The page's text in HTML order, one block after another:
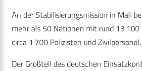
An der Stabilisierungsmission in Mali
mehr als 50 Nationen mit rund 13
circa 1 700 Polizisten und Zivilpersonal.
Der Großteil des deutschen